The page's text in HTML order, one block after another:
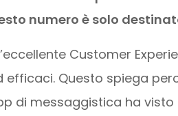
numero è solo
Customer
efficaci. Questo spiega
di messaggistica ha visto